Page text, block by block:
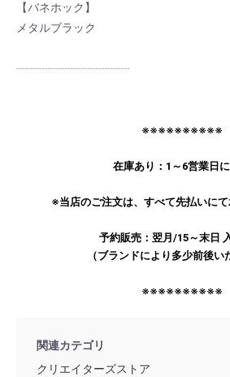
【バネホック】
メタルブラック
┈┈┈┈┈┈┈┈┈┈
※※※※※※※※※※
在庫あり：1～6営業日
※当店のご注文は、すべて先払いにて
予約販売：翌月/15～末日
（ブランドにより多少前後い
※※※※※※※※※※
関連カテゴリ
クリエイターズストア